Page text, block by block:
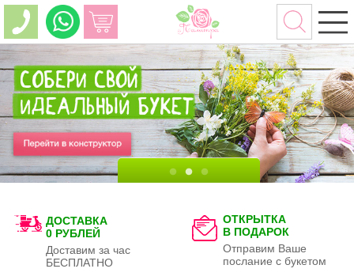
ДОСТАВКА
0 РУБЛЕЙ
Доставим за час
БЕСПЛАТНО
ОТКРЫТКА
В ПОДАРОК
Отправим Ваше
послание с букетом